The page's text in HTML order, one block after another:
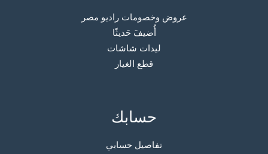
عروض وخصومات راديو مصر
أُضيفَ حَديثًا
ليدات شاشات
قطع الغيار
حسابك
تفاصيل حسابي